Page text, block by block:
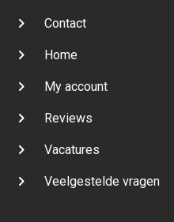
Contact
Home
My account
Reviews
Vacatures
Veelgestelde vragen